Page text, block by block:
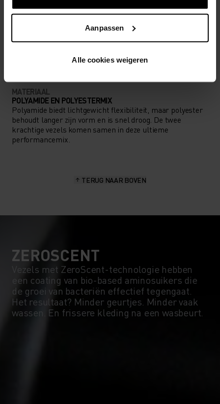
Aanpassen
Alle cookies weigeren
WAT DAN OOK HOGE INTENSITEIT
MATERIAAL
POLYAMIDE EN POLYESTERMIX
Polyamide biedt lichtgewicht flexibiliteit, maar polyester
behoudt langer zijn vorm en is snel droog. De twee
krachtige vezels komen samen in deze ultieme
performancemix.
TERUG NAAR BOVEN
ZEROSCENT
Vezels met ZeroScent-technologie hebben
een coating van bio-based aminosuikers die
de groei van bacteriën effectief tegengaat.
Het resultaat? Minder geurtjes. Minder vaak
wassen. En frissere kleding na een wasbeurt.